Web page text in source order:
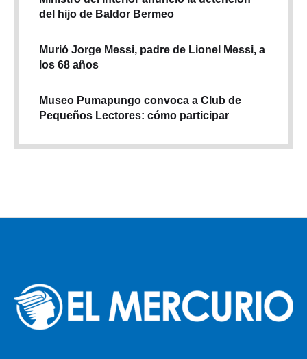
del hijo de Baldor Bermeo
Murió Jorge Messi, padre de Lionel Messi, a
los 68 años
Museo Pumapungo convoca a Club de
Pequeños Lectores: cómo participar